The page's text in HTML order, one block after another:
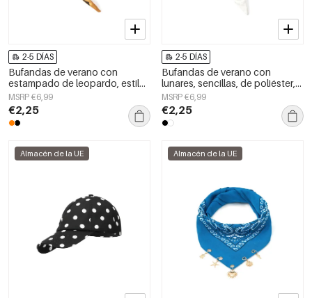
2-5 DÍAS
Bufandas de verano con
estampado de leopardo, estilo
casual, de poliéster, accesorios
para el día a día.
MSRP €6,99
€2,25
2-5 DÍAS
Bufandas de verano con
lunares, sencillas, de poliéster,
accesorios para el día a día.
MSRP €6,99
€2,25
Almacén de la UE Almacén de la UE